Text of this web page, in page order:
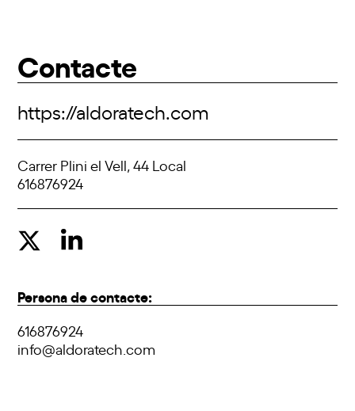
Contacte
https://aldoratech.com
Carrer Plini el Vell, 44 Local
616876924
Persona de contacte:
616876924
info@aldoratech.com